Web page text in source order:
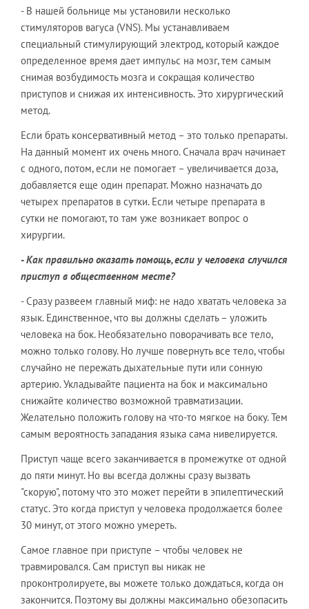
- В нашей больнице мы установили несколько
стимуляторов вагуса (VNS). Мы устанавливаем
специальный стимулирующий электрод, который каждое
определенное время дает импульс на мозг, тем самым
снимая возбудимость мозга и сокращая количество
приступов и снижая их интенсивность. Это хирургический
метод.
Если брать консервативный метод – это только препараты.
На данный момент их очень много. Сначала врач начинает
с одного, потом, если не помогает – увеличивается доза,
добавляется еще один препарат. Можно назначать до
четырех препаратов в сутки. Если четыре препарата в
сутки не помогают, то там уже возникает вопрос о
хирургии.
- Как правильно оказать помощь, если у человека случился
приступ в общественном месте?
- Сразу развеем главный миф: не надо хватать человека за
язык. Единственное, что вы должны сделать – уложить
человека на бок. Необязательно поворачивать все тело,
можно только голову. Но лучше повернуть все тело, чтобы
случайно не пережать дыхательные пути или сонную
артерию. Укладывайте пациента на бок и максимально
снижайте количество возможной травматизации.
Желательно положить голову на что-то мягкое на боку. Тем
самым вероятность западания языка сама нивелируется.
Приступ чаще всего заканчивается в промежутке от одной
до пяти минут. Но вы всегда должны сразу вызвать
"скорую", потому что это может перейти в эпилептический
статус. Это когда приступ у человека продолжается более
30 минут, от этого можно умереть.
Самое главное при приступе – чтобы человек не
травмировался. Сам приступ вы никак не
проконтролируете, вы можете только дождаться, когда он
закончится. Поэтому вы должны максимально обезопасить